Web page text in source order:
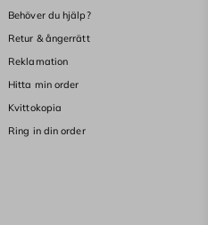
Behöver du hjälp?
Retur & ångerrätt
Reklamation
Hitta min order
Kvittokopia
Ring in din order